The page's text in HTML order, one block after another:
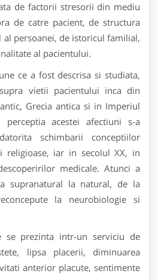
de factorii stresorii din mediu
de catre pacient, de structura
al persoanei, de istoricul familial,
al pacientului.
ce a fost descrisa si studiata,
vietii pacientului inca din
Grecia antica si in Imperiul
perceptia acestei afectiuni s-a
schimbarii conceptiilor
religioase, iar in secolul XX, in
medicale. Atunci a
supranatural la natural, de la
la neurobiologie si
se prezinta intr-un serviciu de
lipsa placerii, diminuarea
anterior placute, sentimente